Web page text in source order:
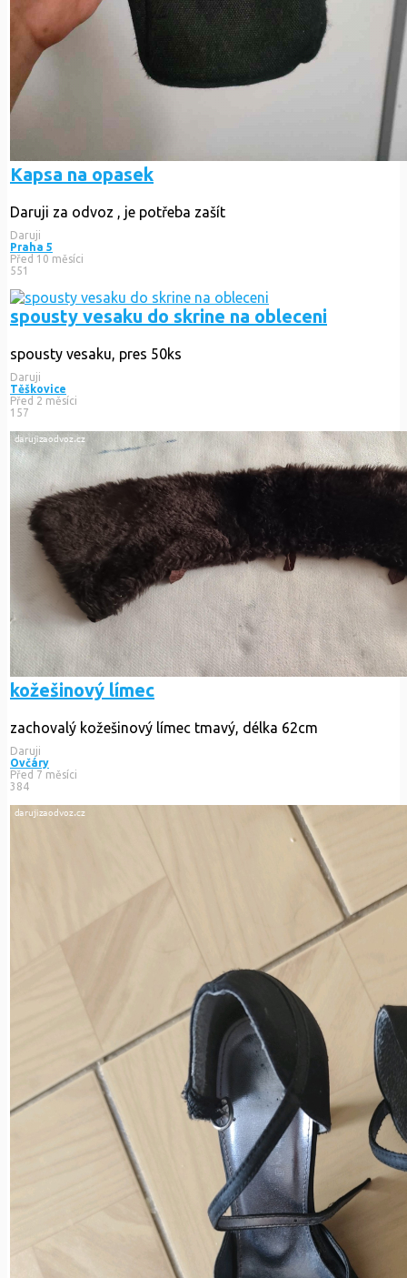
Kapsa na opasek
Daruji za odvoz , je potřeba zašít
Daruji
Praha 5
Před 10 měsíci
551
spousty vesaku do skrine na obleceni
spousty vesaku, pres 50ks
Daruji
Těškovice
Před 2 měsíci
157
kožešinový límec
zachovalý kožešinový límec tmavý, délka 62cm
Daruji
Ovčáry
Před 7 měsíci
384